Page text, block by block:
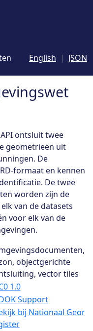
English JSON
ontsluit twee
geometrieën uit
De
formaat en kennen
De twee
worden zijn de
van de datasets
voor elk van de
objectgerichte
vector tiles
1.0
Support
bij Nationaal Geor